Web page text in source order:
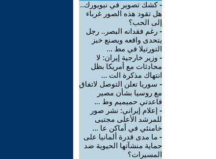
-كشك تصوير في نيويورك..
هل تقود هذه الصور غرباء
إلى الحب؟
- رغم فقدانه البصر.. رجل
يتحدى واقعه ويصنع خبز
التورتيلا في مط ...
- وزير خارجية إيران: لا
محادثات مع أمريكا بظل
انتهاك مذكرة الت ...
- سوريا تعلن التوصل لاتفاق
مع روسيا بشأن مصير
قاعدتي حميميم وط ...
- إعلام إيراني: نشر صور
للمرشد الأعلى مجتبى
خامنئي في أماكن عا ...
- ما مدى قدرة ألمانيا على
حماية منشآتها الحيوية ضد
المسيرات؟